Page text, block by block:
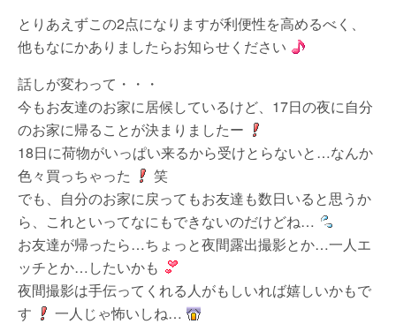
とりあえずこの2点になりますが利便性を高めるべく、
他もなにかありましたらお知らせください
話しが変わって・・・
今もお友達のお家に居候しているけど、17日の夜に自分
のお家に帰ることが決まりましたー
18日に荷物がいっぱい来るから受けとらないと…なんか
色々買っちゃった
笑
でも、自分のお家に戻ってもお友達も数日いると思うか
ら、これといってなにもできないのだけどね…
お友達が帰ったら…ちょっと夜間露出撮影とか…一人エ
ッチとか…したいかも
夜間撮影は手伝ってくれる人がもしいれば嬉しいかもで
す
一人じゃ怖いしね…